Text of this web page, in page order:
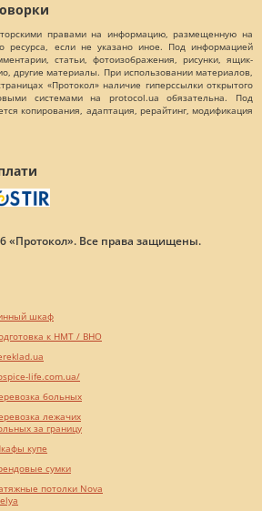
правами на информацию, размещенную на
ресурса, если не указано иное. Под информацией
статьи, фотоизображения, рисунки, ящик-
другие материалы. При использовании материалов,
«Протокол» наличие гиперссылки открытого
системами на protocol.ua обязательна. Под
копирования, адаптация, рерайтинг, модификация
«Протокол». Все права защищены.
шкаф
к НМТ / ВНО
life.com.ua/
больных
лежачих
за границу
купе
сумки
потолки Nova